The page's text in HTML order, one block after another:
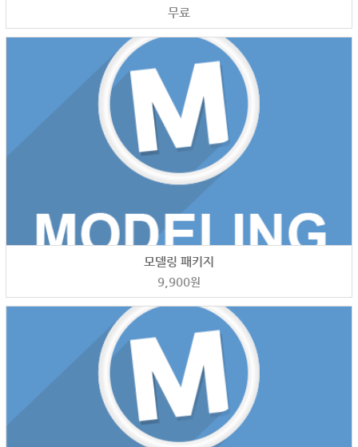
무료
모델링 패키지
9,900원